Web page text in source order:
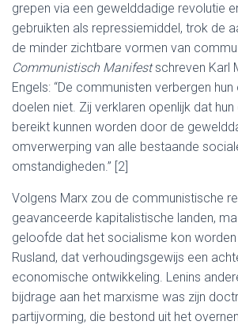
grepen via een gewelddadige revolutie
gebruikten als repressiemiddel, trok de
de minder zichtbare vormen van
Communistisch Manifestschreven Karl
Engels: “De communisten verbergen
doelen niet. Zij verklaren openlijk dat
bereikt kunnen worden door de
omverwerping van alle bestaande
omstandigheden.” [2]
Volgens Marx zou de communistische
geavanceerde kapitalistische landen,
geloofde dat het socialisme kon
Rusland, dat verhoudingsgewijs een
economische ontwikkeling. Lenins
bijdrage aan het marxisme was zijn
partijvorming, die bestond uit het